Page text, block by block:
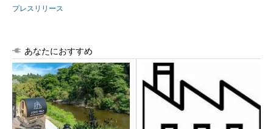
プレスリリース
あなたにおすすめ